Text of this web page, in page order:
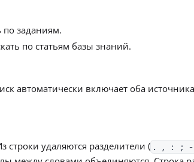
заданиям.
по статьям базы знаний.
автоматически включает оба
строки удаляются разделители ( . , : ;